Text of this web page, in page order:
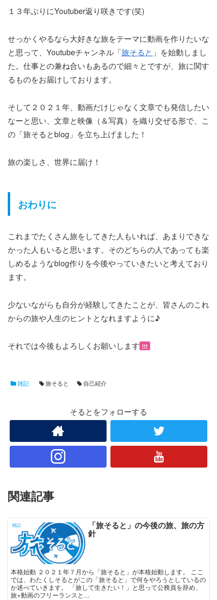
１３年ぶりにYoutuber返り咲きです(笑)
せっかくやるなら大好きな旅をテーマに動画を作りたいな
と思って、Youtubeチャンネル「旅そると 」を始動しまし
た。仕事との兼ね合いもあるので細々とですが、旅に関す
るものをお届けしております。
そして２０２１年、動画だけじゃなく文章でも発信したい
なーと思い、文章と映像（＆写真）を織り交ぜる形で、こ
の「旅そるとblog」を立ち上げました！
旅の楽しさ、世界に届け！
おわりに
これまでたくさん旅をしてきた人もいれば、あまりできな
かった人もいると思います。そのどちらの人であっても楽
しめるようなblog作りを今後やっていきたいと考えており
ます。
少ないながらも自分が経験してきたことが、皆さんのこれ
からの旅や人生のヒントとなれますように♪
それでは今後もよろしくお願いします !!!
雑記 旅そると 自己紹介
そるとをフォローする
関連記事
雑記 「旅そると」の今後の旅、旅の方
針
本格始動 ２０２１年７月から「旅そると」が本格始動します。 ここ
では、わたくしそるとがこの「旅そると」で何をやろうとしているの
か述べていきます。 「旅して生きたい！」と思って公務員を辞め、
旅×動画のフリーランスと...